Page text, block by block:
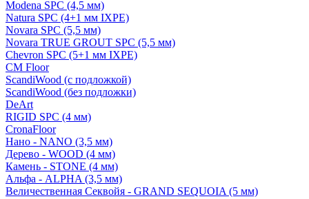
Modena SPC (4,5 мм)
Natura SPC (4+1 мм IXPE)
Novara SPC (5,5 мм)
Novara TRUE GROUT SPC (5,5 мм)
Chevron SPC (5+1 мм IXPE)
CM Floor
ScandiWood (с подложкой)
ScandiWood (без подложки)
DeArt
RIGID SPC (4 мм)
CronaFloor
Нано - NANO (3,5 мм)
Дерево - WOOD (4 мм)
Камень - STONE (4 мм)
Альфа - ALPHA (3,5 мм)
Величественная Секвойя - GRAND SEQUOIA (5 мм)